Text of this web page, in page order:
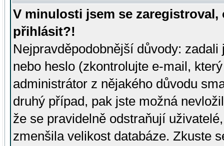
V minulosti jsem se
přihlásit?!
Nejpravděpodobnější důvody:
nebo heslo (zkontrolujte e-mail,
administrátor z nějakého důvodu
druhý případ, pak jste možná
že se pravidelně odstraňují
zmenšila velikost databáze. Zkuste